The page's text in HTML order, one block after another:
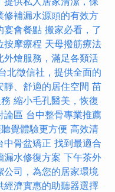
修補漏水源頭的有效方
宴會餐點 搬家必看，了
按摩療程 天母撥筋療法
外燴服務，滿足各類活
北徵信社，提供全面的
、舒適的居住空間 苗
縮小毛孔醫美，恢復
論區 台中整骨專業推薦
覺體驗更方便 高效清
中骨盆矯正 找到最適合
漏水修復方案 下午茶外
公司，為您的居家環境
經濟實惠的助聽器選擇